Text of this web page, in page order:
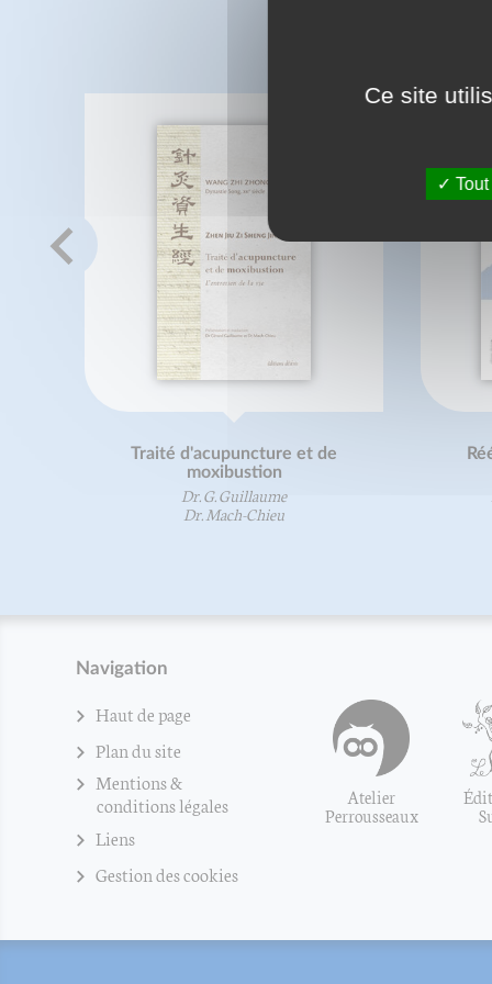
Traité d'acupuncture et de
moxibustion
Dr. G. Guillaume
Dr. Mach-Chieu
Navigation
Haut de page
Plan du site
Mentions &
conditions légales
Liens
Gestion des cookies
Atelier
Perrousseaux
Ce site